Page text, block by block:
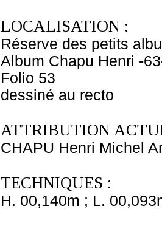
LOCALISATION :
Réserve des petits
Album Chapu Henri -
Folio 53
dessiné au recto
ATTRIBUTION
CHAPU Henri Michel
TECHNIQUES :
H. 00,140m ; L.